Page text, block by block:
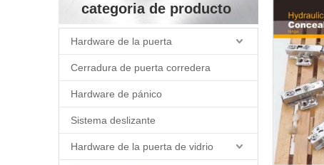
categoria de producto
Hardware de la puerta
Cerradura de puerta corredera
Hardware de pánico
Sistema deslizante
Hardware de la puerta de vidrio